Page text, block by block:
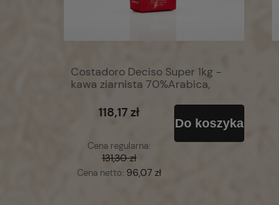
Costadoro Deciso Super 1kg -
kawa ziarnista 70%Arabica,
118,17 zł
Cena regularna:
131,30 zł
Cena netto: 96,07 zł
Do koszyka